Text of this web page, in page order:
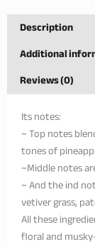
Description
Additional
Reviews (0)
Its notes:
~ Top notes
tones of
~Middle notes
~ And the ind
vetiver grass,
All these
floral and